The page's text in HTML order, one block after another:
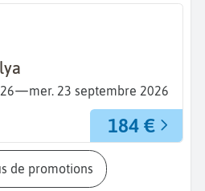
—mer. 23 septembre 2026
184 €
de promotions